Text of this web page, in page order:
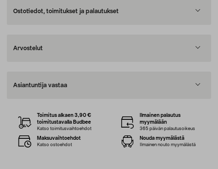
Ostotiedot, toimitukset ja palautukset
Arvostelut
Asiantuntija vastaa
Toimitus alkaen 3,90 €
toimitustavalla Budbee
Katso toimitusvaihtoehdot
Ilmainen palautus
myymälään
365 päivän palautusoikeus
Maksuvaihtoehdot
Katso ostoehdot
Nouda myymälästä
Ilmainen nouto myymälästä